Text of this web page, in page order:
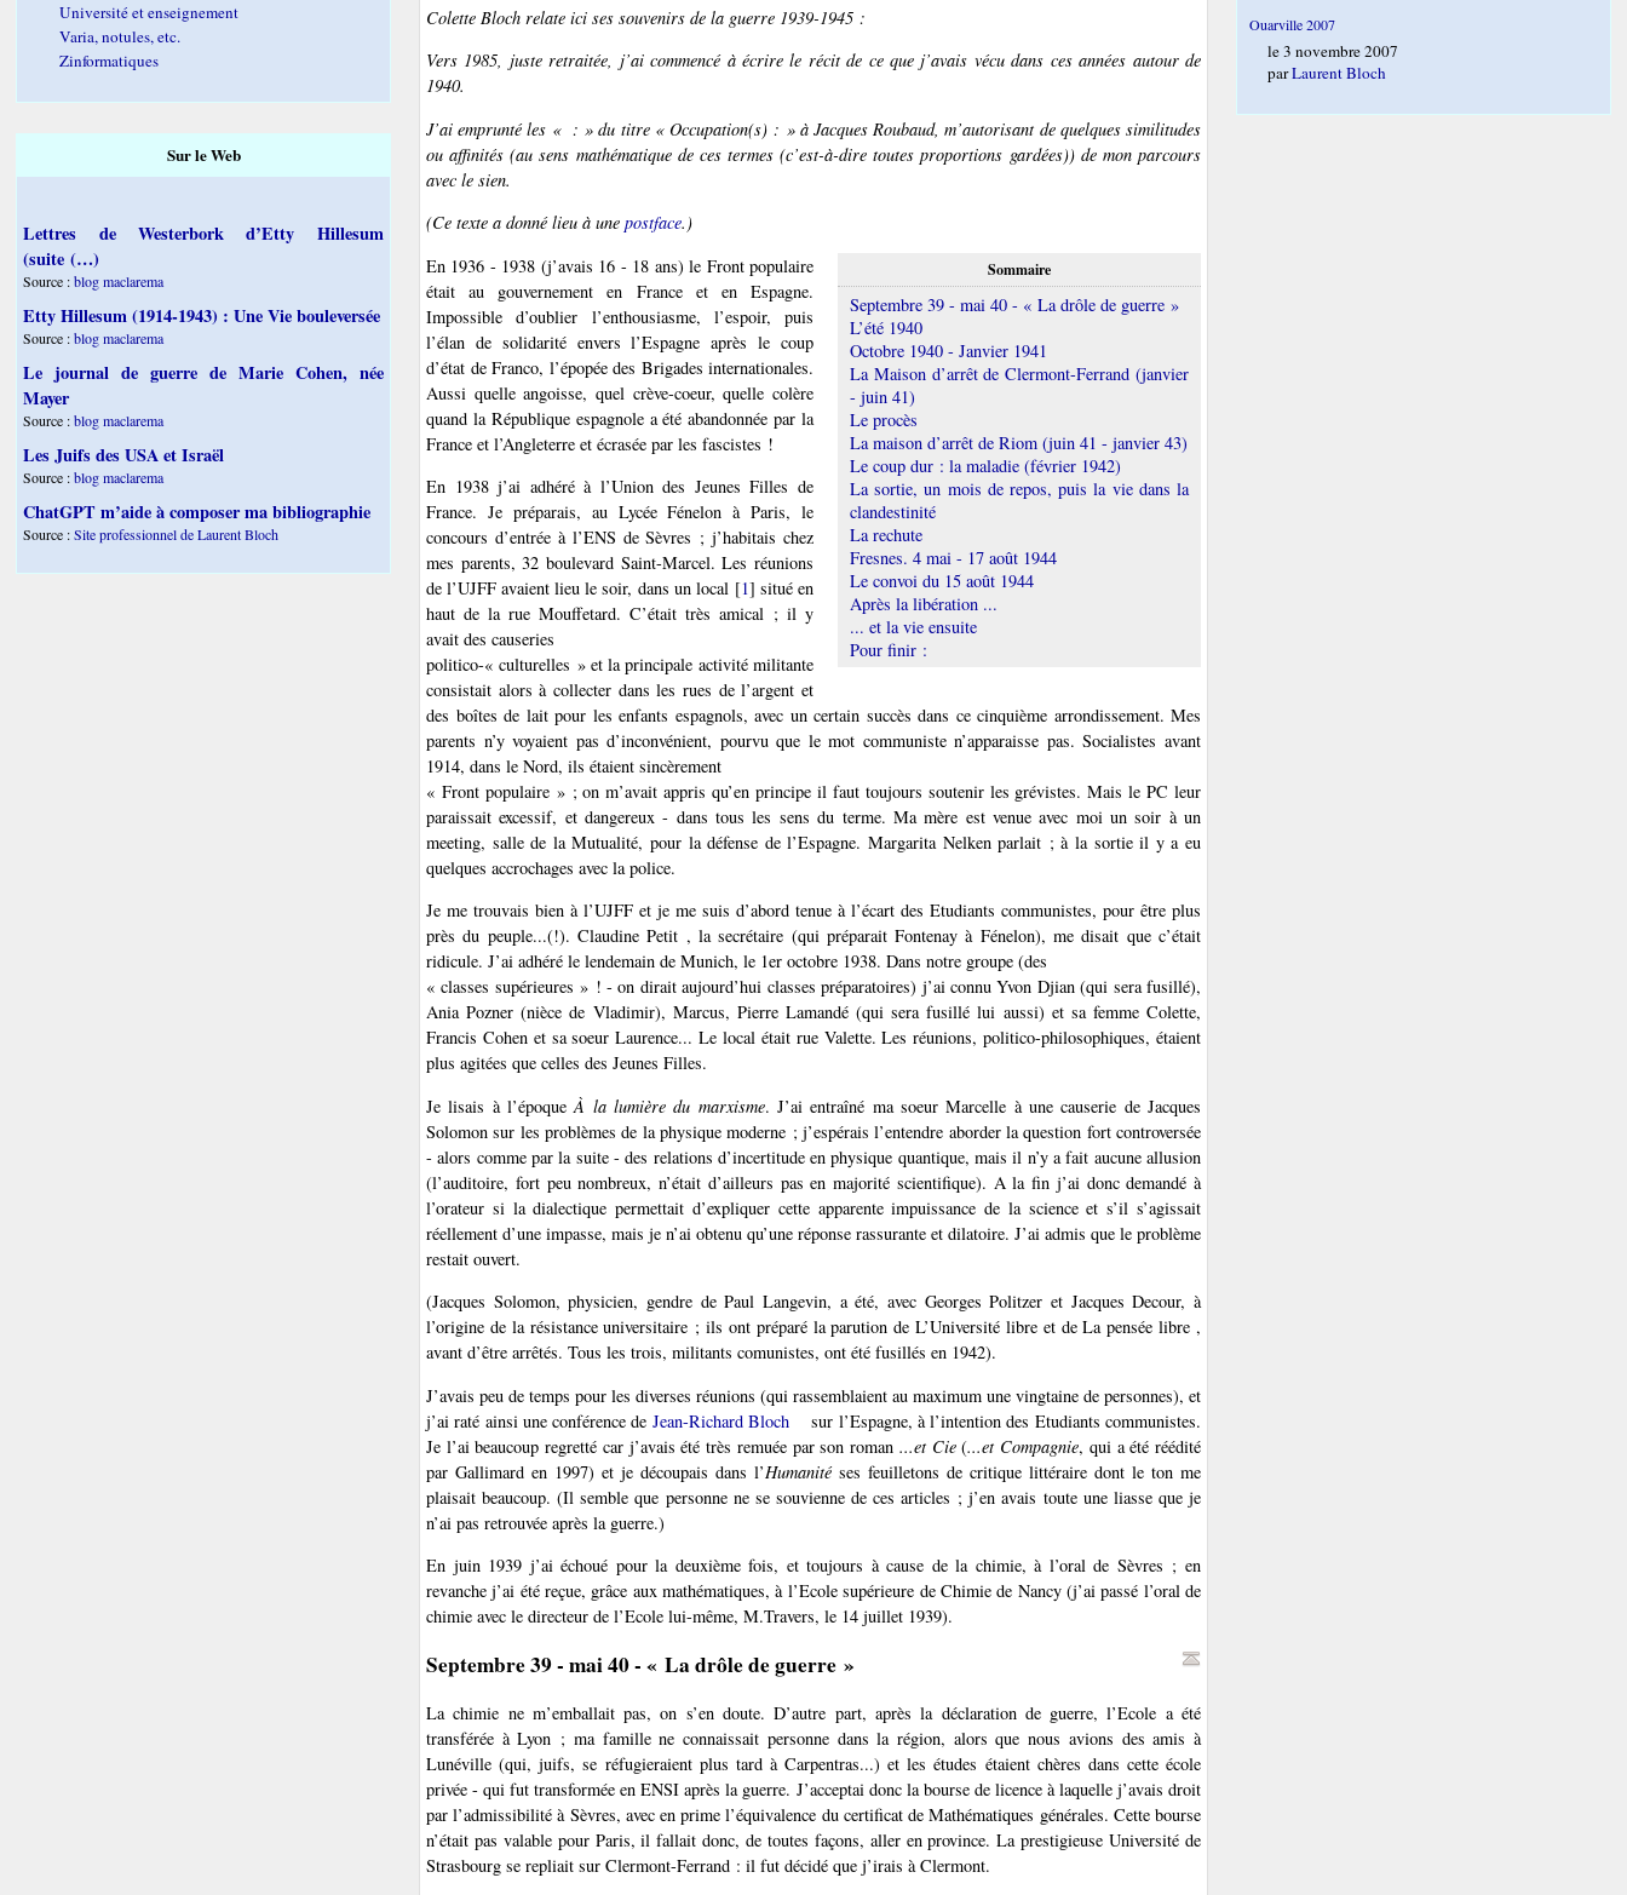
Colette Bloch relate ici ses souvenirs de la guerre 1939-1945 :
Vers 1985, juste retraitée, j’ai commencé à écrire le récit de ce que j’avais vécu dans ces années autour de
1940.
J’ai emprunté les « : » du titre« Occupation(s) : » à Jacques Roubaud, m’autorisant de quelques similitudes
ou affinités (au sens mathématique de ces termes (c’est-à-dire toutes proportions gardées)) de mon parcours
avec le sien.
(Ce texte a donné lieu à une postface.)
Sommaire
Septembre 39 - mai 40 - « La drôle de guerre »
L’été 1940
Octobre 1940 - Janvier 1941
La Maison d’arrêt de Clermont-Ferrand (janvier
- juin 41)
Le procès
La maison d’arrêt de Riom (juin 41 - janvier 43)
Le coup dur : la maladie (février 1942)
La sortie, un mois de repos, puis la vie dans la
clandestinité
La rechute
Fresnes. 4 mai - 17 août 1944
Le convoi du 15 août 1944
Après la libération ...
... et la vie ensuite
Pour finir :
En 1936 - 1938 (j’avais 16 - 18 ans) le Front populaire
était au gouvernement en France et en Espagne.
Impossible d’oublier l’enthousiasme, l’espoir, puis
l’élan de solidarité envers l’Espagne après le coup
d’état de Franco, l’épopée des Brigades internationales.
Aussi quelle angoisse, quel crève-coeur, quelle colère
quand la République espagnole a été abandonnée par la
France et l’Angleterre et écrasée par les fascistes !
En 1938 j’ai adhéré à l’Union des Jeunes Filles de
France. Je préparais, au Lycée Fénelon à Paris, le
concours d’entrée à l’ENS de Sèvres ; j’habitais chez
mes parents, 32 boulevard Saint-Marcel. Les réunions
de l’UJFF avaient lieu le soir, dans un local[1] situé en
haut de la rue Mouffetard. C’était très amical ; il y
avait des causeries
politico-« culturelles » et la principale activité militante
consistait alors à collecter dans les rues de l’argent et
des boîtes de lait pour les enfants espagnols, avec un certain succès dans ce cinquième arrondissement. Mes
parents n’y voyaient pas d’inconvénient, pourvu que le mot communiste n’apparaisse pas. Socialistes avant
1914, dans le Nord, ils étaient sincèrement
« Front populaire » ; on m’avait appris qu’en principe il faut toujours soutenir les grévistes. Mais le PC leur
paraissait excessif, et dangereux - dans tous les sens du terme. Ma mère est venue avec moi un soir à un
meeting, salle de la Mutualité, pour la défense de l’Espagne. Margarita Nelken parlait ; à la sortie il y a eu
quelques accrochages avec la police.
Je me trouvais bien à l’UJFF et je me suis d’abord tenue à l’écart des Etudiants communistes, pour être plus
près du peuple...(!). Claudine Petit , la secrétaire (qui préparait Fontenay à Fénelon), me disait que c’était
ridicule. J’ai adhéré le lendemain de Munich, le 1er octobre 1938. Dans notre groupe (des
« classes supérieures » ! - on dirait aujourd’hui classes préparatoires) j’ai connu Yvon Djian (qui sera fusillé),
Ania Pozner (nièce de Vladimir), Marcus, Pierre Lamandé (qui sera fusillé lui aussi) et sa femme Colette,
Francis Cohen et sa soeur Laurence... Le local était rue Valette. Les réunions, politico-philosophiques, étaient
plus agitées que celles des Jeunes Filles.
Je lisais à l’époqueÀ la lumière du marxisme. J’ai entraîné ma soeur Marcelle à une causerie de Jacques
Solomon sur les problèmes de la physique moderne ; j’espérais l’entendre aborder la question fort controversée
- alors comme par la suite - des relations d’incertitude en physique quantique, mais il n’y a fait aucune allusion
(l’auditoire, fort peu nombreux, n’était d’ailleurs pas en majorité scientifique). A la fin j’ai donc demandé à
l’orateur si la dialectique permettait d’expliquer cette apparente impuissance de la science et s’il s’agissait
réellement d’une impasse, mais je n’ai obtenu qu’une réponse rassurante et dilatoire. J’ai admis que le problème
restait ouvert.
(Jacques Solomon, physicien, gendre de Paul Langevin, a été, avec Georges Politzer et Jacques Decour, à
l’origine de la résistance universitaire ; ils ont préparé la parution de L’Université libre et de La pensée libre ,
avant d’être arrêtés. Tous les trois, militants comunistes, ont été fusillés en 1942).
J’avais peu de temps pour les diverses réunions (qui rassemblaient au maximum une vingtaine de personnes), et
j’ai raté ainsi une conférence de Jean-Richard Bloch
sur l’Espagne, à l’intention des Etudiants communistes.
Je l’ai beaucoup regretté car j’avais été très remuée par son roman ...et Cie(...et Compagnie, qui a été réédité
par Gallimard en 1997) et je découpais dans l’Humanitéses feuilletons de critique littéraire dont le ton me
plaisait beaucoup. (Il semble que personne ne se souvienne de ces articles ; j’en avais toute une liasse que je
n’ai pas retrouvée après la guerre.)
En juin 1939 j’ai échoué pour la deuxième fois, et toujours à cause de la chimie, à l’oral de Sèvres ; en
revanche j’ai été reçue, grâce aux mathématiques, à l’Ecole supérieure de Chimie de Nancy (j’ai passé l’oral de
chimie avec le directeur de l’Ecole lui-même, M.Travers, le 14 juillet 1939).
Septembre 39 - mai 40 - « La drôle de guerre »
La chimie ne m’emballait pas, on s’en doute. D’autre part, après la déclaration de guerre, l’Ecole a été
transférée à Lyon ; ma famille ne connaissait personne dans la région, alors que nous avions des amis à
Lunéville (qui, juifs, se réfugieraient plus tard à Carpentras...) et les études étaient chères dans cette école
privée - qui fut transformée en ENSI après la guerre. J’acceptai donc la bourse de licence à laquelle j’avais droit
par l’admissibilité à Sèvres, avec en prime l’équivalence du certificat de Mathématiques générales. Cette bourse
n’était pas valable pour Paris, il fallait donc, de toutes façons, aller en province. La prestigieuse Université de
Strasbourg se repliait sur Clermont-Ferrand : il fut décidé que j’irais à Clermont.
Université et enseignement
Varia, notules, etc.
Zinformatiques
Sur le Web
Lettres de Westerbork d’Etty Hillesum
(suite (…)
Source :blog maclarema
Etty Hillesum (1914-1943) : Une Vie bouleversée
Source :blog maclarema
Le journal de guerre de Marie Cohen, née
Mayer
Source :blog maclarema
Les Juifs des USA et Israël
Source :blog maclarema
ChatGPT m’aide à composer ma bibliographie
Source :Site professionnel de Laurent Bloch
Ouarville 2007
le 3 novembre 2007
parLaurent Bloch